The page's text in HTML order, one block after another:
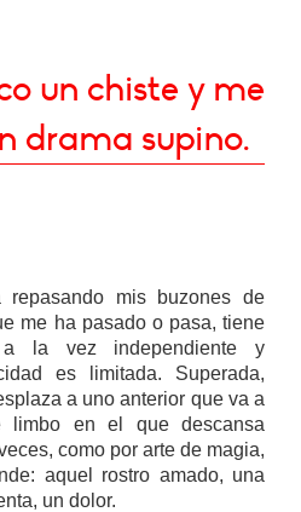
un chiste y me
drama supino.
repasando mis buzones de
me ha pasado o pasa, tiene
la vez independiente y
es limitada. Superada,
a uno anterior que va a
limbo en el que descansa
como por arte de magia,
aquel rostro amado, una
un dolor.